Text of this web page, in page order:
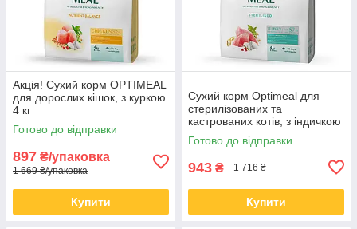
Акція! Сухий корм OPTIMEAL
для дорослих кішок, з куркою
4 кг
Готово до відправки
897 ₴/упаковка
1 669 ₴/упаковка
Купити
Сухий корм Optimeal для
стерилізованих та
кастрованих котів, з індичкою
та вівсом 4КГ
Готово до відправки
943 ₴ 1 716 ₴
Купити